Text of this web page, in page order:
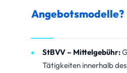
Angebotsmodelle?
StBVV – Mittelgebühr:
Tätigkeiten innerhalb